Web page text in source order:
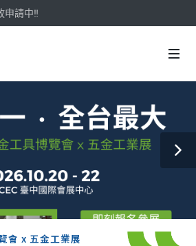
申請中‼️
五金展TiTE x IHT，2026/10/20-22與您在臺
會 x 五金工業展